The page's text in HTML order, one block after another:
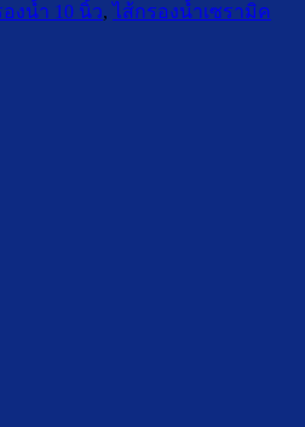
งน้ำ 10 นิ้ว,ไส้กรองน้ำเซรามิค